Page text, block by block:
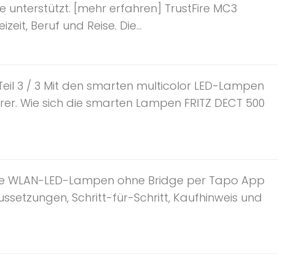
unterstützt. [mehr erfahren] TrustFire MC3
Beruf und Reise. Die...
3 / 3 Mit den smarten multicolor LED-Lampen
Wie sich die smarten Lampen FRITZ DECT 500
WLAN-LED-Lampen ohne Bridge per Tapo App
Schritt-für-Schritt, Kaufhinweis und